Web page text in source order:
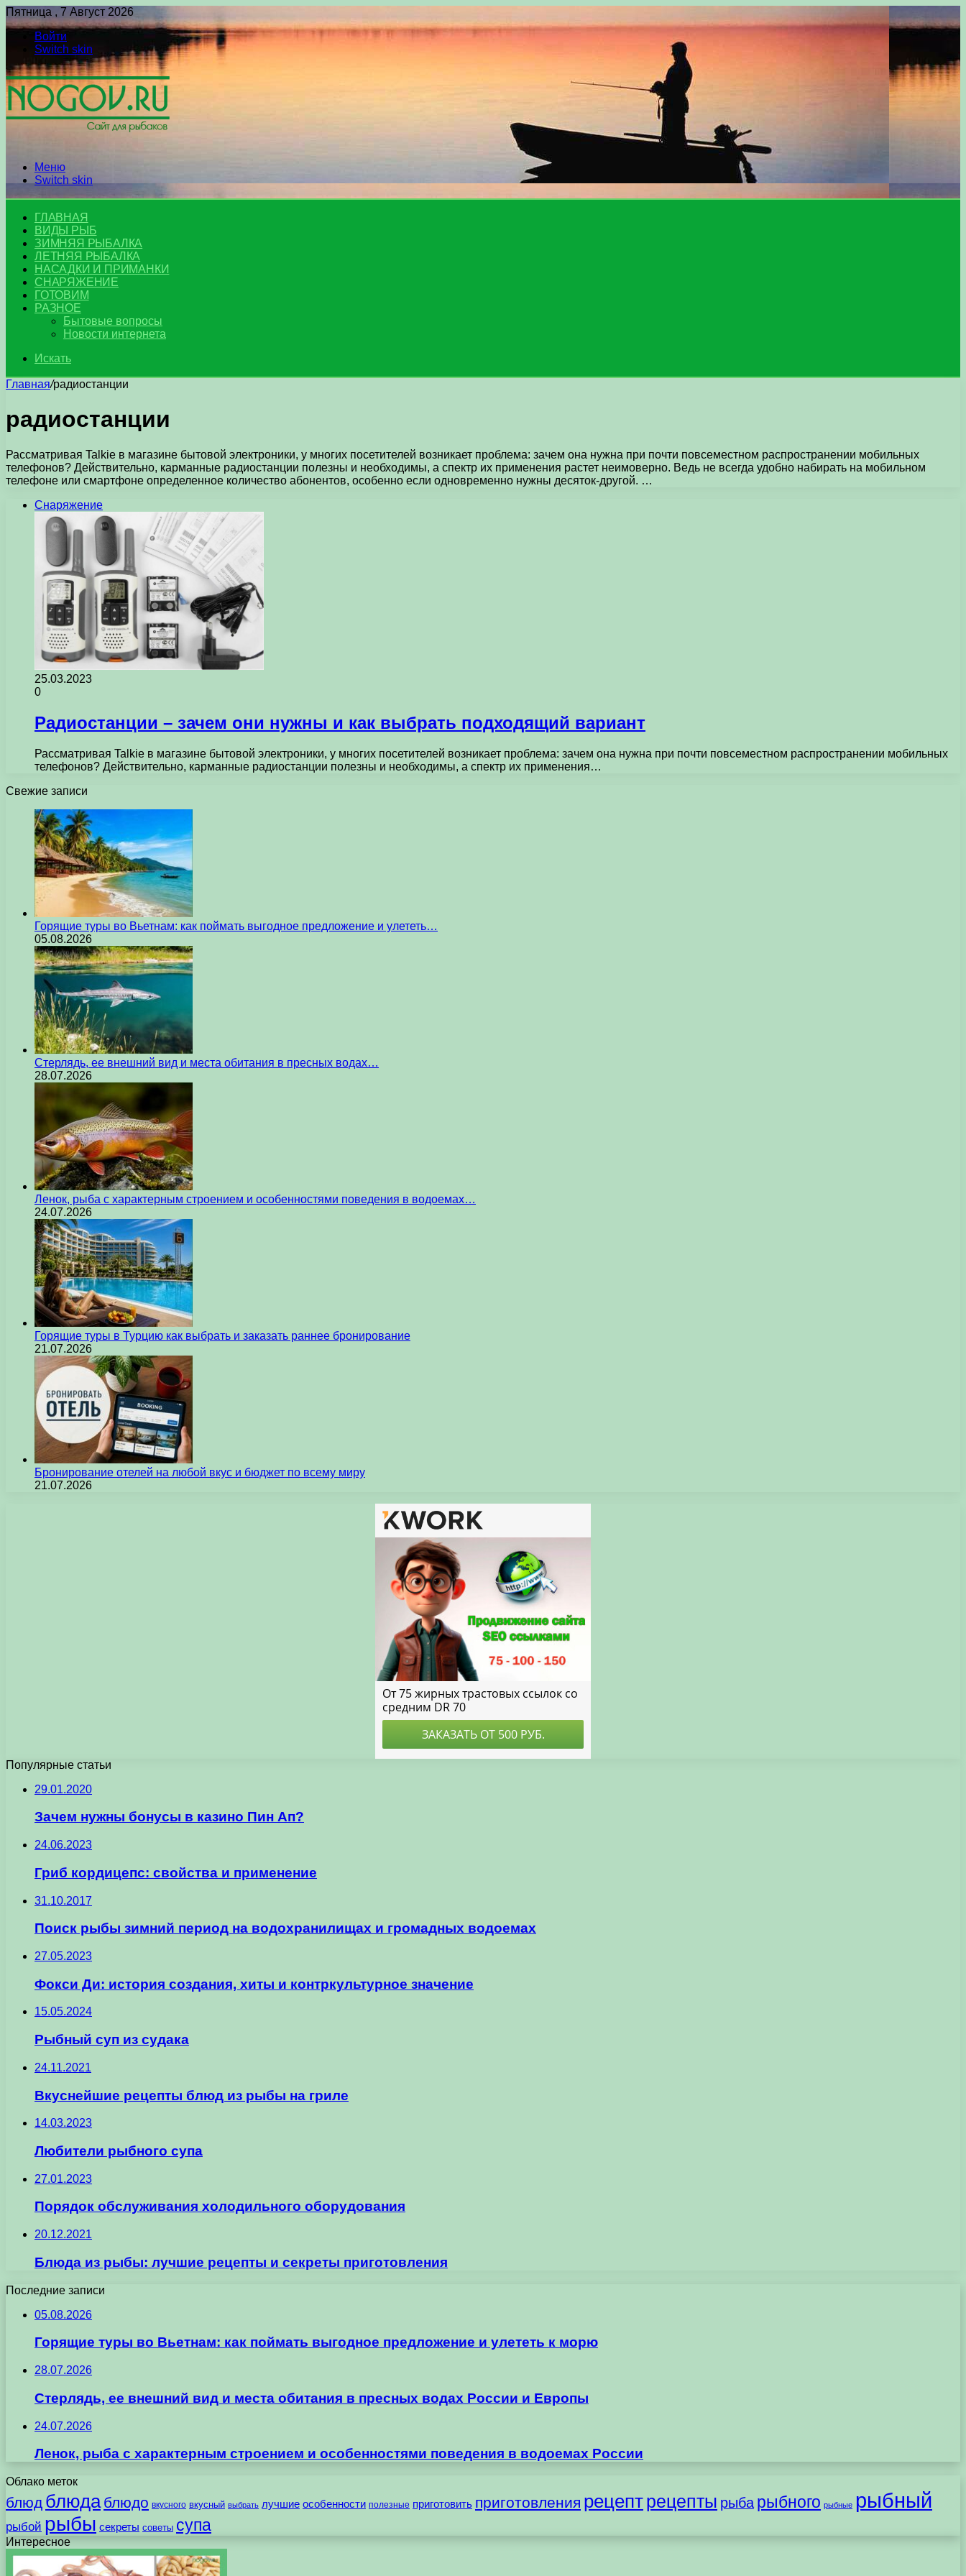
Пятница , 7 Август 2026
Войти
Switch skin
Меню
Switch skin
ГЛАВНАЯ
ВИДЫ РЫБ
ЗИМНЯЯ РЫБАЛКА
ЛЕТНЯЯ РЫБАЛКА
НАСАДКИ И ПРИМАНКИ
СНАРЯЖЕНИЕ
ГОТОВИМ
РАЗНОЕ
Бытовые вопросы
Новости интернета
Искать
Главная/радиостанции
радиостанции
Рассматривая Talkie в магазине бытовой электроники, у многих посетителей возникает проблема: зачем она нужна при почти повсеместном распространении мобильных
телефонов? Действительно, карманные радиостанции полезны и необходимы, а спектр их применения растет неимоверно. Ведь не всегда удобно набирать на мобильном
телефоне или смартфоне определенное количество абонентов, особенно если одновременно нужны десяток-другой. …
Снаряжение
25.03.2023
0
Радиостанции – зачем они нужны и как выбрать подходящий вариант
Рассматривая Talkie в магазине бытовой электроники, у многих посетителей возникает проблема: зачем она нужна при почти повсеместном распространении мобильных
телефонов? Действительно, карманные радиостанции полезны и необходимы, а спектр их применения…
Свежие записи
Горящие туры во Вьетнам: как поймать выгодное предложение и улететь…
05.08.2026
Стерлядь, ее внешний вид и места обитания в пресных водах…
28.07.2026
Ленок, рыба с характерным строением и особенностями поведения в водоемах…
24.07.2026
Горящие туры в Турцию как выбрать и заказать раннее бронирование
21.07.2026
Бронирование отелей на любой вкус и бюджет по всему миру
21.07.2026
Популярные статьи
29.01.2020
Зачем нужны бонусы в казино Пин Ап?
24.06.2023
Гриб кордицепс: свойства и применение
31.10.2017
Поиск рыбы зимний период на водохранилищах и громадных водоемах
27.05.2023
Фокси Ди: история создания, хиты и контркультурное значение
15.05.2024
Рыбный суп из судака
24.11.2021
Вкуснейшие рецепты блюд из рыбы на гриле
14.03.2023
Любители рыбного супа
27.01.2023
Порядок обслуживания холодильного оборудования
20.12.2021
Блюда из рыбы: лучшие рецепты и секреты приготовления
Последние записи
05.08.2026
Горящие туры во Вьетнам: как поймать выгодное предложение и улететь к морю
28.07.2026
Стерлядь, ее внешний вид и места обитания в пресных водах России и Европы
24.07.2026
Ленок, рыба с характерным строением и особенностями поведения в водоемах России
Облако меток
блюд блюда блюдо вкусного вкусный выбрать лучшие особенности полезные приготовить приготовления рецептрецепты рыба рыбного рыбные рыбный
рыбой рыбы секреты советы супа
Интересное